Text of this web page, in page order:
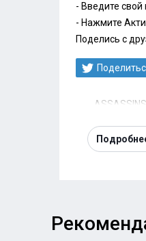
- Введите свой
- Нажмите
Поделись с